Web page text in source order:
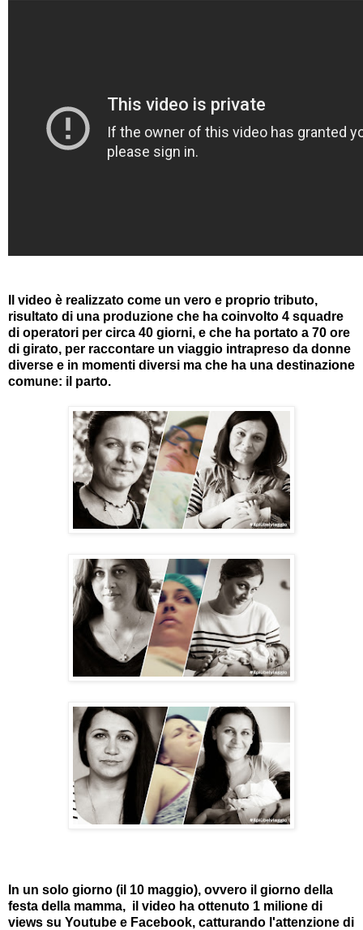
Il video è realizzato come un vero e proprio tributo,
risultato di una produzione che ha coinvolto 4 squadre
di operatori per circa 40 giorni, e che ha portato a 70 ore
di girato, per raccontare un viaggio intrapreso da donne
diverse e in momenti diversi ma che ha una destinazione
comune: il parto.
In un solo giorno (il 10 maggio), ovvero il giorno della
festa della mamma, il video ha ottenuto 1 milione di
views su Youtube e Facebook, catturando l'attenzione di